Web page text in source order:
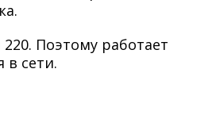
Поэтому работает
в сети.